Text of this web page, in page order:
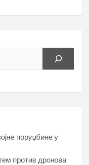
поруџбине у
против дронова